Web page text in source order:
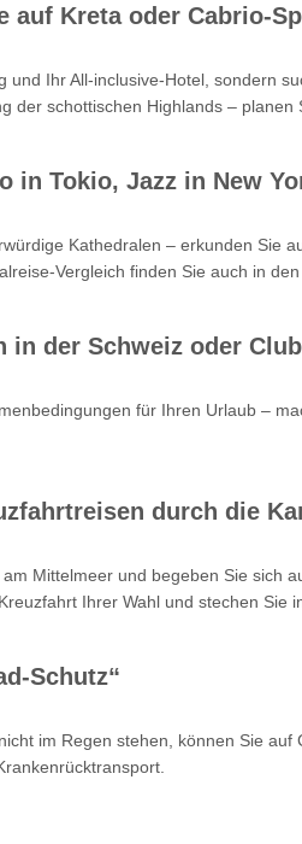
Kreta oder Cabrio-
Ihr All-inclusive-Hotel, sondern
der schottischen Highlands –
in Tokio, Jazz in New
Kathedralen – erkunden Sie
Vergleich finden Sie auch in
der Schweiz oder
für Ihren Urlaub –
durch die
Mittelmeer und begeben Sie
Ihrer Wahl und stechen Sie
Schutz“
im Regen stehen, können Sie